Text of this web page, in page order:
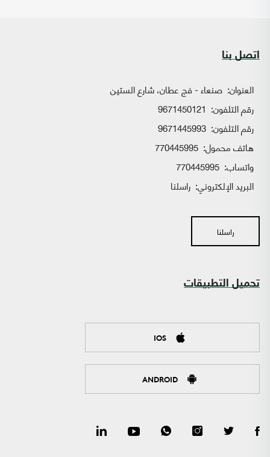
اتصل بنا
العنوان: صنعاء - فج عطان، شارع الستين
رقم التلفون: 9671450121
رقم التلفون: 9671445993
هاتف محمول: 770445995
واتساب:
البريد الإلكتروني: راسلنا
راسلنا
تحميل التطبيقات
IOS
ANDROID